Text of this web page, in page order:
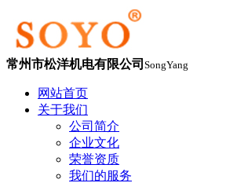
常州市松洋机电有限公司 SongYang
网站首页
关于我们
公司简介
企业文化
荣誉资质
我们的服务